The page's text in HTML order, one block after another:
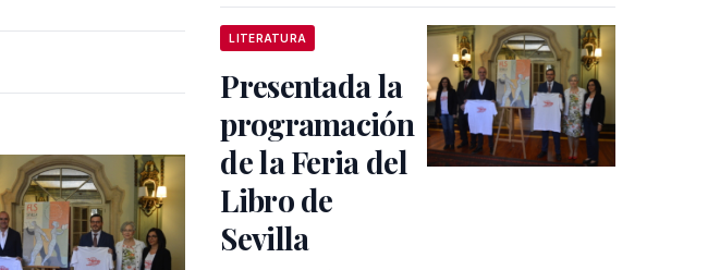
LITERATURA
Presentada la
programación
de la Feria del
Libro de
Sevilla